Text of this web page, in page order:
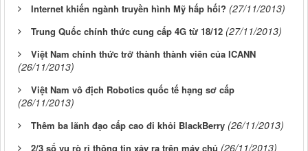
Internet khiến ngành truyền hình Mỹ hấp hối? (27/11/2013)
Trung Quốc chính thức cung cấp 4G từ 18/12 (27/11/2013)
Việt Nam chính thức trở thành thành viên của ICANN
(26/11/2013)
Việt Nam vô địch Robotics quốc tế hạng sơ cấp
(26/11/2013)
Thêm ba lãnh đạo cấp cao đi khỏi BlackBerry (26/11/2013)
2/3 số vụ rò rỉ thông tin xảy ra trên máy chủ (26/11/2013)